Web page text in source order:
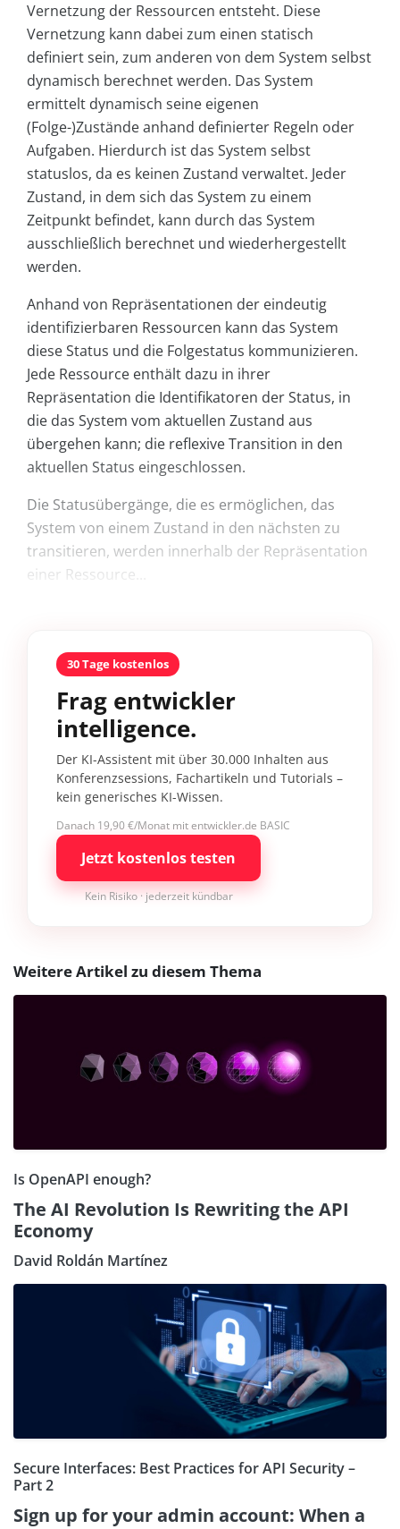
Vernetzung der Ressourcen entsteht. Diese
Vernetzung kann dabei zum einen statisch
definiert sein, zum anderen von dem System selbst
dynamisch berechnet werden. Das System
ermittelt dynamisch seine eigenen
(Folge-)Zustände anhand definierter Regeln oder
Aufgaben. Hierdurch ist das System selbst
statuslos, da es keinen Zustand verwaltet. Jeder
Zustand, in dem sich das System zu einem
Zeitpunkt befindet, kann durch das System
ausschließlich berechnet und wiederhergestellt
werden.
Anhand von Repräsentationen der eindeutig
identifizierbaren Ressourcen kann das System
diese Status und die Folgestatus kommunizieren.
Jede Ressource enthält dazu in ihrer
Repräsentation die Identifikatoren der Status, in
die das System vom aktuellen Zustand aus
übergehen kann; die reflexive Transition in den
aktuellen Status eingeschlossen.
Die Statusübergänge, die es ermöglichen, das
System von einem Zustand in den nächsten zu
transitieren, werden innerhalb der Repräsentation
einer Ressource...
30 Tage kostenlos
Frag entwickler
intelligence.
Der KI-Assistent mit über 30.000 Inhalten aus
Konferenzsessions, Fachartikeln und Tutorials –
kein generisches KI-Wissen.
Danach 19,90 €/Monat mit entwickler.de BASIC
Jetzt kostenlos testen
Kein Risiko · jederzeit kündbar
Weitere Artikel zu diesem Thema
Is OpenAPI enough?
The AI Revolution Is Rewriting the API
Economy
David Roldán Martínez
Secure Interfaces: Best Practices for API Security –
Part 2
Sign up for your admin account: When a